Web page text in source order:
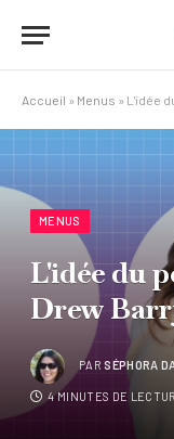
Accueil » Menus » L'idée
MENUS
L'idée du
Drew
PAR SÉPHORA
4 MINUTES DE